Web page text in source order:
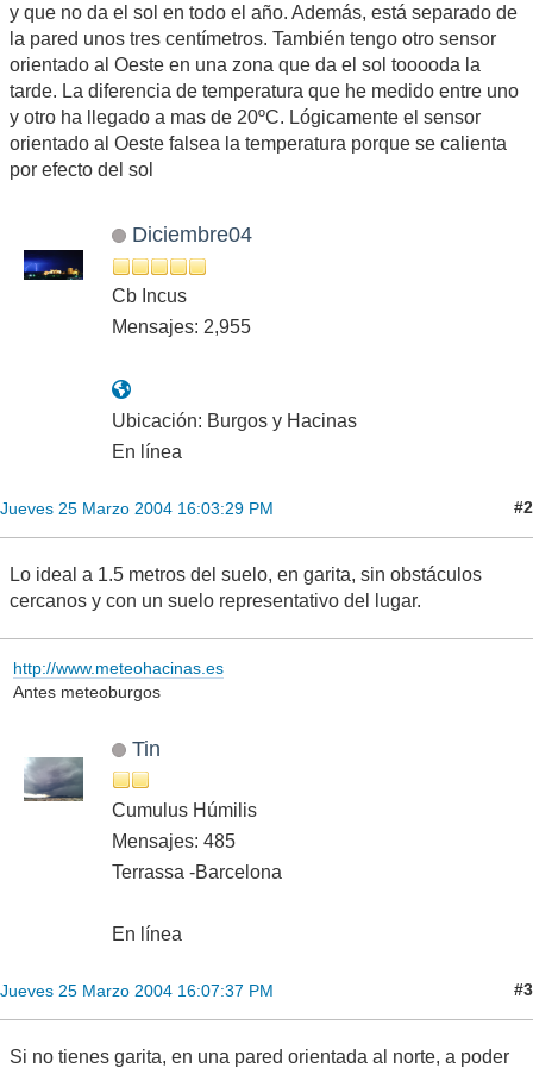
y que no da el sol en todo el año. Además, está separado de
la pared unos tres centímetros. También tengo otro sensor
orientado al Oeste en una zona que da el sol tooooda la
tarde. La diferencia de temperatura que he medido entre uno
y otro ha llegado a mas de 20ºC. Lógicamente el sensor
orientado al Oeste falsea la temperatura porque se calienta
por efecto del sol
Diciembre04
Cb Incus
Mensajes: 2,955
Ubicación: Burgos y Hacinas
En línea
Jueves 25 Marzo 2004 16:03:29 PM #2
Lo ideal a 1.5 metros del suelo, en garita, sin obstáculos
cercanos y con un suelo representativo del lugar.
http://www.meteohacinas.es
Antes meteoburgos
Tin
Cumulus Húmilis
Mensajes: 485
Terrassa -Barcelona
En línea
Jueves 25 Marzo 2004 16:07:37 PM #3
Si no tienes garita, en una pared orientada al norte, a poder